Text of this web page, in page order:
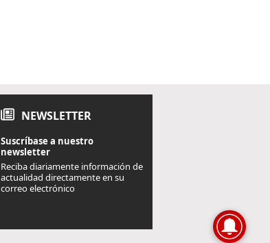
NEWSLETTER
Suscríbase a nuestro
newsletter
Reciba diariamente información de
actualidad directamente en su
correo electrónico